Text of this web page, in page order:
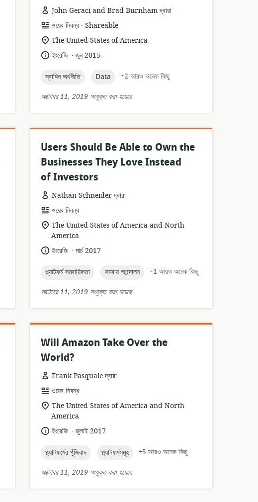
John Geraci and Brad Burnham দ্বারা
তথ্যসম্পদের
ফর্ম্যাট:
ওয়েব নিবন্ধ .
প্রকাশক:Shareable
প্রাসঙ্গিকতার
অবস্থান:
The United States of America
ভাষা:ইংরেজি .
প্রকাশনারজুন 2015
topic:
স্বাধিন অর্থনীতি topic:
Data
+2 আরও অনেক কিছু
অক্টোবর 11, 2019 সংযুক্ত করা হয়েছে
Users Should Be Able to Own the
Businesses They Love Instead
of Investors
Nathan Schneider দ্বারা
তথ্যসম্পদের
ফর্ম্যাট:
ওয়েব নিবন্ধ
প্রাসঙ্গিকতার
অবস্থান:
The United States of America and North
America
ভাষা:ইংরেজি .
প্রকাশনারমার্চ 2017
topic:
প্ল্যাটফর্ম সমবায়িকতা topic:
সমবায় আন্দোলন
+1 আরও অনেক কিছু
অক্টোবর 11, 2019 সংযুক্ত করা হয়েছে
Will Amazon Take Over the
World?
Frank Pasquale দ্বারা
তথ্যসম্পদের
ফর্ম্যাট:
ওয়েব নিবন্ধ
প্রাসঙ্গিকতার
অবস্থান:
The United States of America and North
America
ভাষা:ইংরেজি .
প্রকাশনারজুলাই 2017
topic:
প্ল্যাটফর্মের পুঁজিবাদ topic:
প্ল্যাটফর্মসমূহ
+5 আরও অনেক কিছু
অক্টোবর 11, 2019 সংযুক্ত করা হয়েছে